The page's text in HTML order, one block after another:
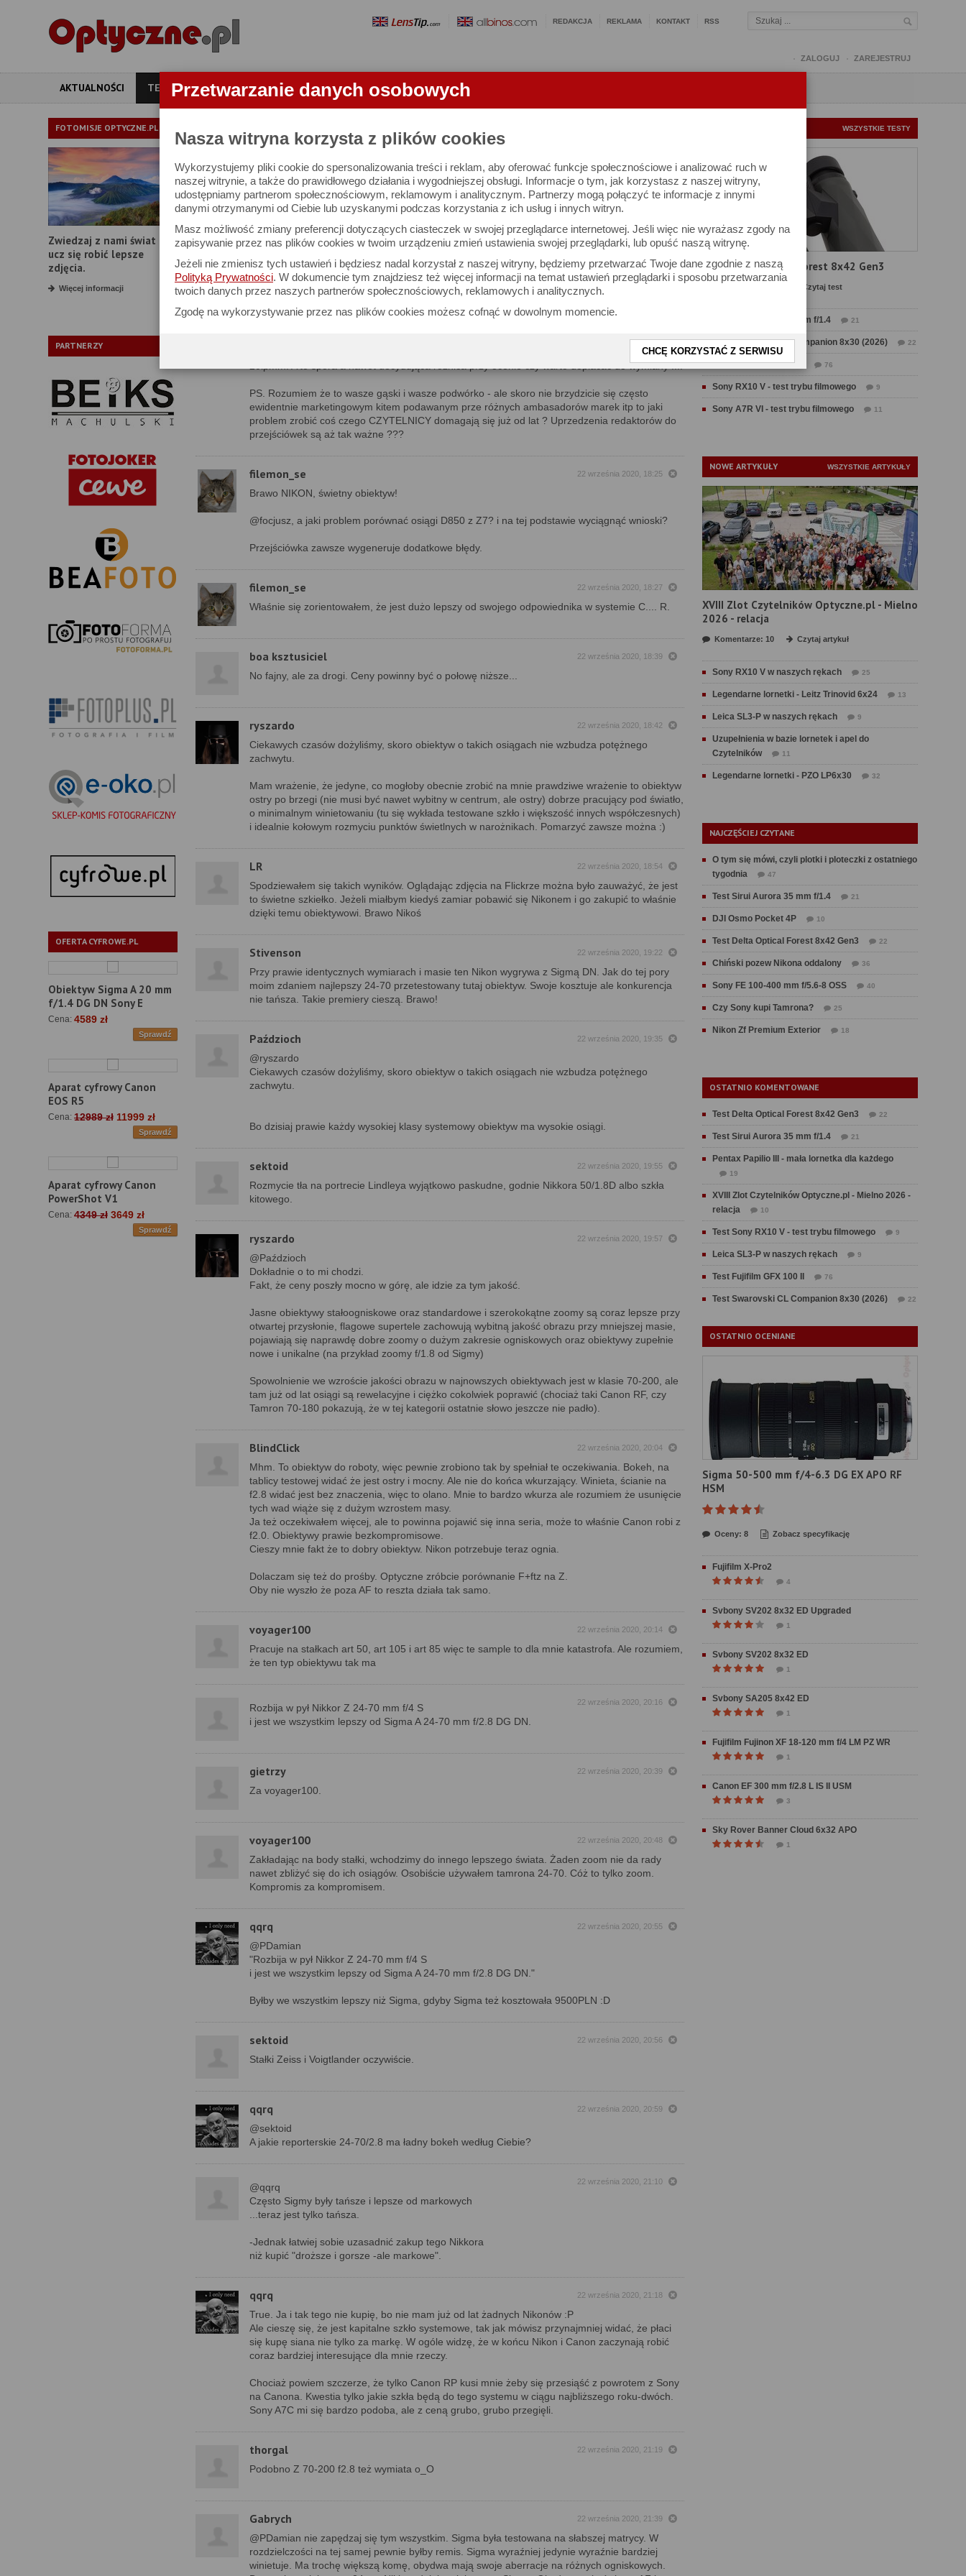
Przetwarzanie danych osobowych
Nasza witryna korzysta z plików cookies
Wykorzystujemy pliki cookie do spersonalizowania treści i reklam, aby oferować funkcje społecznościowe i analizować ruch w
naszej witrynie, a także do prawidłowego działania i wygodniejszej obsługi. Informacje o tym, jak korzystasz z naszej witryny,
udostępniamy partnerom społecznościowym, reklamowym i analitycznym. Partnerzy mogą połączyć te informacje z innymi
danymi otrzymanymi od Ciebie lub uzyskanymi podczas korzystania z ich usług i innych witryn.
Masz możliwość zmiany preferencji dotyczących ciasteczek w swojej przeglądarce internetowej. Jeśli więc nie wyrażasz zgody na
zapisywanie przez nas plików cookies w twoim urządzeniu zmień ustawienia swojej przeglądarki, lub opuść naszą witrynę.
Jeżeli nie zmienisz tych ustawień i będziesz nadal korzystał z naszej witryny, będziemy przetwarzać Twoje dane zgodnie z naszą
Polityką Prywatności. W dokumencie tym znajdziesz też więcej informacji na temat ustawień przeglądarki i sposobu przetwarzania
twoich danych przez naszych partnerów społecznościowych, reklamowych i analitycznych.
Zgodę na wykorzystywanie przez nas plików cookies możesz cofnąć w dowolnym momencie.
CHCĘ KORZYSTAĆ Z SERWISU
REDAKCJA REKLAMA KONTAKT RSS
ZALOGUJ ZAREJESTRUJ
AKTUALNOŚCI TESTY ARTYKUŁY APARATY OBIEKTYWY LORNETKI
FOTOMISJE OPTYCZNE.PL
Zwiedzaj z nami świat i
ucz się robić lepsze
zdjęcia.
Więcej informacji
PARTNERZY
OFERTA CYFROWE.PL
Obiektyw Sigma A 20 mm
f/1.4 DG DN Sony E
Cena: 4589 zł
Sprawdź
Aparat cyfrowy Canon
EOS R5
Cena: 12989 zł 11999 zł
Sprawdź
Aparat cyfrowy Canon
PowerShot V1
Cena: 4349 zł 3649 zł
Sprawdź
TEST OBIEKTYWU
Nikon Nikkor Z 24-70 mm f/2.8 S - test obiektywu
22 września 2020
Podziel się
Komentarze: 50
KOMENTARZE CZYTELNIKÓW (50) NAPISZ KOMENTARZ
focjusz
staregoF ( dovolnej generacji ) przez przejściówkę ( jest fabryczna przecież! ) ? A tak to w
dalszym ciągu czytelnicy nie wiedzą czy róznica między starym a nowym to bliżej 10 czy raczej
20lpmm. A to spora a nawet decydująca różnica przy ocenie czy warto dopłacać do wymiany ....
PS. Rozumiem że to wasze gąski i wasze podwórko - ale skoro nie brzydzicie się często
ewidentnie marketingowym kitem podawanym prze różnych ambasadorów marek itp to jaki
problem zrobić coś czego CZYTELNICY domagają się już od lat ? Uprzedzenia redaktorów do
przejściówek są aż tak ważne ???
filemon_se 22 września 2020, 18:25
Brawo NIKON, świetny obiektyw!
@focjusz, a jaki problem porównać osiągi D850 z Z7? i na tej podstawie wyciągnąć wnioski?
Przejściówka zawsze wygeneruje dodatkowe błędy.
filemon_se 22 września 2020, 18:27
Właśnie się zorientowałem, że jest dużo lepszy od swojego odpowiednika w systemie C.... R.
boa ksztusiciel 22 września 2020, 18:39
No fajny, ale za drogi. Ceny powinny być o połowę niższe...
ryszardo 22 września 2020, 18:42
Ciekawych czasów dożyliśmy, skoro obiektyw o takich osiągach nie wzbudza potężnego
zachwytu.
Mam wrażenie, że jedyne, co mogłoby obecnie zrobić na mnie prawdziwe wrażenie to obiektyw
ostry po brzegi (nie musi być nawet wybitny w centrum, ale ostry) dobrze pracujący pod światło,
o minimalnym winietowaniu (tu się wykłada testowane szkło i większość innych współczesnych)
i idealnie kołowym rozmyciu punktów świetlnych w narożnikach. Pomarzyć zawsze można :)
LR 22 września 2020, 18:54
Spodziewałem się takich wyników. Oglądając zdjęcia na Flickrze można było zauważyć, że jest
to świetne szkiełko. Jeżeli miałbym kiedyś zamiar pobawić się Nikonem i go zakupić to właśnie
dzięki temu obiektywowi. Brawo Nikoś
Stivenson 22 września 2020, 19:22
Przy prawie identycznych wymiarach i masie ten Nikon wygrywa z Sigmą DN. Jak do tej pory
moim zdaniem najlepszy 24-70 przetestowany tutaj obiektyw. Swoje kosztuje ale konkurencja
nie tańsza. Takie premiery cieszą. Brawo!
Paździoch 22 września 2020, 19:35
@ryszardo
Ciekawych czasów dożyliśmy, skoro obiektyw o takich osiągach nie wzbudza potężnego
zachwytu.
Bo dzisiaj prawie każdy wysokiej klasy systemowy obiektyw ma wysokie osiągi.
sektoid 22 września 2020, 19:55
Rozmycie tła na portrecie Lindleya wyjątkowo paskudne, godnie Nikkora 50/1.8D albo szkła
kitowego.
ryszardo 22 września 2020, 19:57
@Paździoch
Dokładnie o to mi chodzi.
Fakt, że ceny poszły mocno w górę, ale idzie za tym jakość.
Jasne obiektywy stałoogniskowe oraz standardowe i szerokokątne zoomy są coraz lepsze przy
otwartej przysłonie, flagowe supertele zachowują wybitną jakość obrazu przy mniejszej masie,
pojawiają się naprawdę dobre zoomy o dużym zakresie ogniskowych oraz obiektywy zupełnie
nowe i unikalne (na przykład zoomy f/1.8 od Sigmy)
Spowolnienie we wzroście jakości obrazu w najnowszych obiektywach jest w klasie 70-200, ale
tam już od lat osiągi są rewelacyjne i ciężko cokolwiek poprawić (chociaż taki Canon RF, czy
Tamron 70-180 pokazują, że w tej kategorii ostatnie słowo jeszcze nie padło).
BlindClick 22 września 2020, 20:04
Mhm. To obiektyw do roboty, więc pewnie zrobiono tak by spełniał te oczekiwania. Bokeh, na
tablicy testowej widać że jest ostry i mocny. Ale nie do końca wkurzający. Winieta, ścianie na
f2.8 widać jest bez znaczenia, więc to olano. Mnie to bardzo wkurza ale rozumiem że usunięcie
tych wad wiąże się z dużym wzrostem masy.
Ja też oczekiwałem więcej, ale to powinna pojawić się inna seria, może to właśnie Canon robi z
f2.0. Obiektywy prawie bezkompromisowe.
Cieszy mnie fakt że to dobry obiektyw. Nikon potrzebuje teraz ognia.
Dolaczam się też do prośby. Optyczne zróbcie porównanie F+ftz na Z.
Oby nie wyszło że poza AF to reszta działa tak samo.
voyager100 22 września 2020, 20:14
Pracuje na stałkach art 50, art 105 i art 85 więc te sample to dla mnie katastrofa. Ale rozumiem,
że ten typ obiektywu tak ma
22 września 2020, 20:16
Rozbija w pył Nikkor Z 24-70 mm f/4 S
i jest we wszystkim lepszy od Sigma A 24-70 mm f/2.8 DG DN.
gietrzy 22 września 2020, 20:39
Za voyager100.
voyager100 22 września 2020, 20:48
Zakładając na body stałki, wchodzimy do innego lepszego świata. Żaden zoom nie da rady
nawet zbliżyć się do ich osiągów. Osobiście używałem tamrona 24-70. Cóż to tylko zoom.
Kompromis za kompromisem.
qqrq 22 września 2020, 20:55
@PDamian
"Rozbija w pył Nikkor Z 24-70 mm f/4 S
i jest we wszystkim lepszy od Sigma A 24-70 mm f/2.8 DG DN."
Byłby we wszystkim lepszy niż Sigma, gdyby Sigma też kosztowała 9500PLN :D
sektoid 22 września 2020, 20:56
Stałki Zeiss i Voigtlander oczywiście.
qqrq 22 września 2020, 20:59
@sektoid
A jakie reporterskie 24-70/2.8 ma ładny bokeh według Ciebie?
22 września 2020, 21:10
@qqrq
Często Sigmy były tańsze i lepsze od markowych
...teraz jest tylko tańsza.
-Jednak łatwiej sobie uzasadnić zakup tego Nikkora
niż kupić "droższe i gorsze -ale markowe".
qqrq 22 września 2020, 21:18
True. Ja i tak tego nie kupię, bo nie mam już od lat żadnych Nikonów :P
Ale cieszę się, że jest kapitalne szkło systemowe, tak jak mówisz przynajmniej widać, że płaci
się kupę siana nie tylko za markę. W ogóle widzę, że w końcu Nikon i Canon zaczynają robić
coraz bardziej interesujące dla mnie rzeczy.
Chociaż powiem szczerze, że tylko Canon RP kusi mnie żeby się przesiąść z powrotem z Sony
na Canona. Kwestia tylko jakie szkła będą do tego systemu w ciągu najbliższego roku-dwóch.
Sony A7C mi się bardzo podoba, ale z ceną grubo, grubo przegięli.
thorgal 22 września 2020, 21:19
Podobno Z 70-200 f2.8 też wymiata o_O
Gabrych 22 września 2020, 21:39
@PDamian nie zapędzaj się tym wszystkim. Sigma była testowana na słabszej matrycy. W
rozdzielczości na tej samej pewnie byłby remis. Sigma wyraźniej jedynie wyraźnie bardziej
winietuje. Ma trochę większą komę, obydwa mają swoje aberracje na różnych ogniskowych.
WSZYSTKIE TESTY
Test Delta Optical Forest 8x42 Gen3
Czytaj test
Test Sirui Aurora 35 mm f/1.4 21
Test Swarovski CL Companion 8x30 (2026) 22
Test Fujifilm GFX 100 II 76
Sony RX10 V - test trybu filmowego 9
Sony A7R VI - test trybu filmowego 11
NOWE ARTYKUŁY WSZYSTKIE ARTYKUŁY
XVIII Zlot Czytelników Optyczne.pl - Mielno
2026 - relacja
Komentarze: 10 Czytaj artykuł
Sony RX10 V w naszych rękach 25
Legendarne lornetki - Leitz Trinovid 6x24 13
Leica SL3-P w naszych rękach 9
Uzupełnienia w bazie lornetek i apel do
Czytelników
11
Legendarne lornetki - PZO LP6x30 32
NAJCZĘŚCIEJ CZYTANE
O tym się mówi, czyli plotki i ploteczki z ostatniego
tygodnia
47
Test Sirui Aurora 35 mm f/1.4 21
DJI Osmo Pocket 4P 10
Test Delta Optical Forest 8x42 Gen3 22
Chiński pozew Nikona oddalony 36
Sony FE 100-400 mm f/5.6-8 OSS 40
Czy Sony kupi Tamrona? 25
Nikon Zf Premium Exterior 18
OSTATNIO KOMENTOWANE
Test Delta Optical Forest 8x42 Gen3 22
Test Sirui Aurora 35 mm f/1.4 21
Pentax Papilio III - mała lornetka dla każdego
19
XVIII Zlot Czytelników Optyczne.pl - Mielno 2026 -
relacja
10
Test Sony RX10 V - test trybu filmowego 9
Leica SL3-P w naszych rękach 9
Test Fujifilm GFX 100 II 76
Test Swarovski CL Companion 8x30 (2026) 22
OSTATNIO OCENIANE
Sigma 50-500 mm f/4-6.3 DG EX APO RF
HSM
Oceny: 8 Zobacz specyfikację
Fujifilm X-Pro2
4
Svbony SV202 8x32 ED Upgraded
1
Svbony SV202 8x32 ED
1
Svbony SA205 8x42 ED
1
Fujifilm Fujinon XF 18-120 mm f/4 LM PZ WR
1
Canon EF 300 mm f/2.8 L IS II USM
3
Sky Rover Banner Cloud 6x32 APO
1